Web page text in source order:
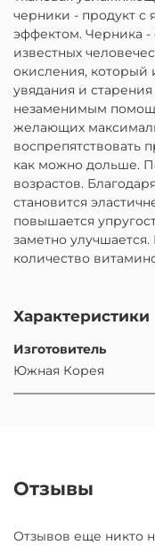
черники - продукт
эффектом. Черника -
известных
окисления, который
увядания и
незаменимым
желающих
воспрепятствовать
как можно дольше.
возрастов.
становится
повышается
заметно
количество
Характеристики
Изготовитель
Южная Корея
Отзывы
Отзывов еще никто